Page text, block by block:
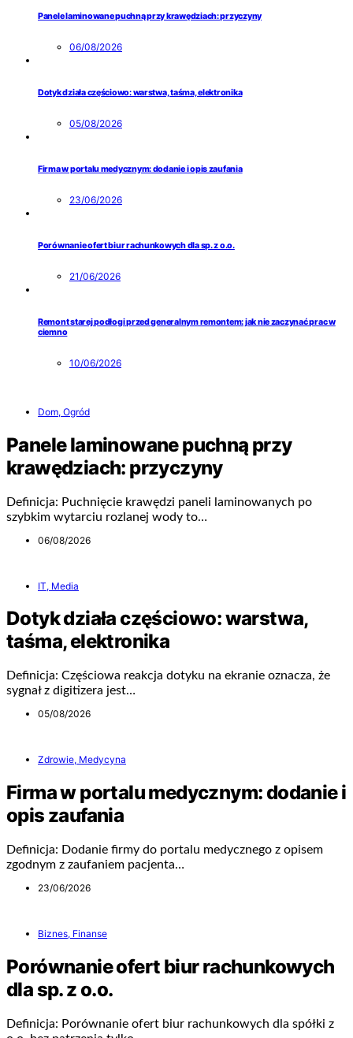
Panele laminowane puchną przy krawędziach: przyczyny
06/08/2026
Dotyk działa częściowo: warstwa, taśma, elektronika
05/08/2026
Firma w portalu medycznym: dodanie i opis zaufania
23/06/2026
Porównanie ofert biur rachunkowych dla sp. z o.o.
21/06/2026
Remont starej podłogi przed generalnym remontem: jak nie zaczynać prac w
ciemno
10/06/2026
Dom, Ogród
Panele laminowane puchną przy
krawędziach: przyczyny
Definicja: Puchnięcie krawędzi paneli laminowanych po
szybkim wytarciu rozlanej wody to…
06/08/2026
IT, Media
Dotyk działa częściowo: warstwa,
taśma, elektronika
Definicja: Częściowa reakcja dotyku na ekranie oznacza, że
sygnał z digitizera jest…
05/08/2026
Zdrowie, Medycyna
Firma w portalu medycznym: dodanie i
opis zaufania
Definicja: Dodanie firmy do portalu medycznego z opisem
zgodnym z zaufaniem pacjenta…
23/06/2026
Biznes, Finanse
Porównanie ofert biur rachunkowych
dla sp. z o.o.
Definicja: Porównanie ofert biur rachunkowych dla spółki z